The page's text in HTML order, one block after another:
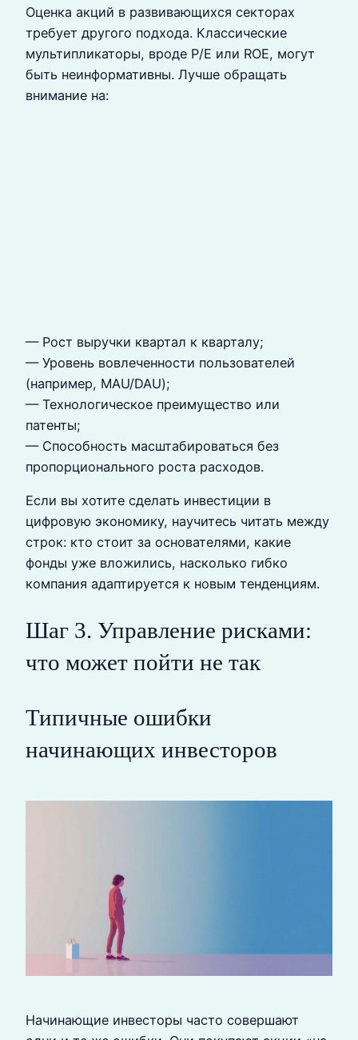
Оценка акций в развивающихся секторах
требует другого подхода. Классические
мультипликаторы, вроде P/E или ROE, могут
быть неинформативны. Лучше обращать
внимание на:
— Рост выручки квартал к кварталу;
— Уровень вовлеченности пользователей
(например, MAU/DAU);
— Технологическое преимущество или
патенты;
— Способность масштабироваться без
пропорционального роста расходов.
Если вы хотите сделать инвестиции в
цифровую экономику, научитесь читать между
строк: кто стоит за основателями, какие
фонды уже вложились, насколько гибко
компания адаптируется к новым тенденциям.
Шаг 3. Управление рисками:
что может пойти не так
Типичные ошибки
начинающих инвесторов
Начинающие инвесторы часто совершают